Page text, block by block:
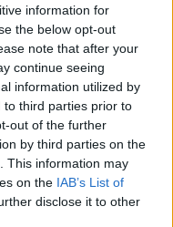
information for
the below opt-out
note that after your
continue seeing
information utilized by
to third parties prior to
out of the further
by third parties on the
This information may
on the IAB’s List of
disclose it to other
aukciok/
Amor Del Arte Galéria-
Zoltán
Arte Kft.